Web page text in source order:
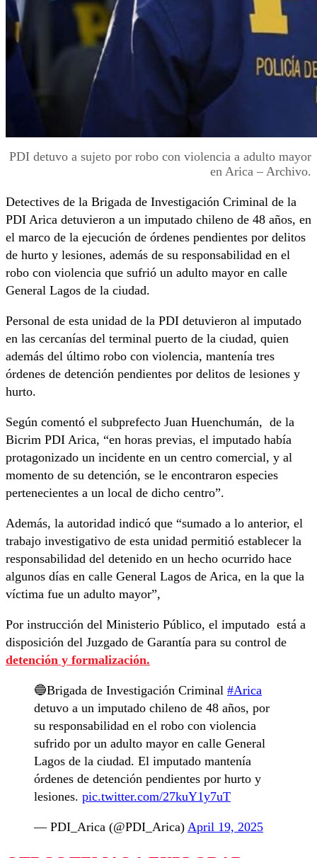
PDI detuvo a sujeto por robo con violencia a adulto mayor
en Arica – Archivo.
Detectives de la Brigada de Investigación Criminal de la
PDI Arica detuvieron a un imputado chileno de 48 años, en
el marco de la ejecución de órdenes pendientes por delitos
de hurto y lesiones, además de su responsabilidad en el
robo con violencia que sufrió un adulto mayor en calle
General Lagos de la ciudad.
Personal de esta unidad de la PDI detuvieron al imputado
en las cercanías del terminal puerto de la ciudad, quien
además del último robo con violencia, mantenía tres
órdenes de detención pendientes por delitos de lesiones y
hurto.
Según comentó el subprefecto Juan Huenchumán, de la
Bicrim PDI Arica, “en horas previas, el imputado había
protagonizado un incidente en un centro comercial, y al
momento de su detención, se le encontraron especies
pertenecientes a un local de dicho centro”.
Además, la autoridad indicó que “sumado a lo anterior, el
trabajo investigativo de esta unidad permitió establecer la
responsabilidad del detenido en un hecho ocurrido hace
algunos días en calle General Lagos de Arica, en la que la
víctima fue un adulto mayor”,
Por instrucción del Ministerio Público, el imputado está a
disposición del Juzgado de Garantía para su control de
detención y formalización.
🔵Brigada de Investigación Criminal #Arica
detuvo a un imputado chileno de 48 años, por
su responsabilidad en el robo con violencia
sufrido por un adulto mayor en calle General
Lagos de la ciudad. El imputado mantenía
órdenes de detención pendientes por hurto y
lesiones. pic.twitter.com/27kuY1y7uT
— PDI_Arica (@PDI_Arica) April 19, 2025